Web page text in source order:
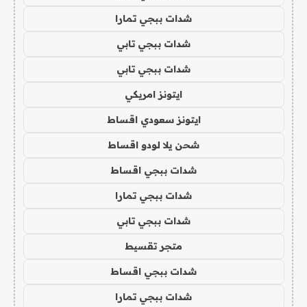
شدات ببجي تمارا
شدات ببجي تابي
شدات ببجي تابي
ايتونز امريكي
ايتونز سعودي اقساط
شحن يلا لودو اقساط
شدات ببجي اقساط
شدات ببجي تمارا
شدات ببجي تابي
متجر تقسيط
شدات ببجي اقساط
شدات ببجي تمارا